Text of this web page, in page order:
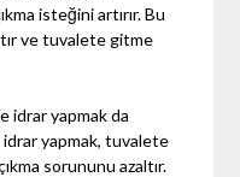
isteğini artırır. Bu
ve tuvalete gitme
idrar yapmak da
yapmak, tuvalete
sorununu azaltır.